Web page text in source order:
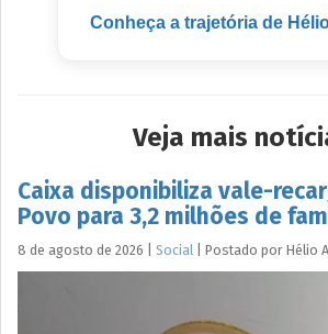
Conheça a trajetória de
Veja mais
Caixa disponibiliza vale-
Povo para 3,2 milhões de
8 de agosto de 2026 Social Postado por Hélio